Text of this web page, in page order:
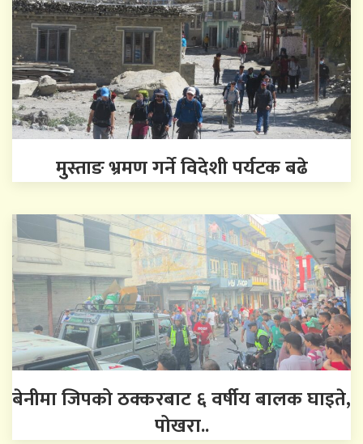
मुस्ताङ भ्रमण गर्ने विदेशी पर्यटक बढे
बेनीमा जिपको ठक्करबाट ६ वर्षीय बालक घाइते,
पोखरा..